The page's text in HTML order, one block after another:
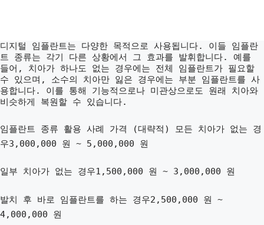
디지털 임플란트는 다양한 목적으로 사용됩니다. 이들 임플란
트 종류는 각기 다른 상황에서 그 효과를 발휘합니다. 예를
들어, 치아가 하나도 없는 경우에는 전체 임플란트가 필요할
수 있으며, 소수의 치아만 잃은 경우에는 부분 임플란트를 사
용합니다. 이를 통해 기능적으로나 미관상으로도 원래 치아와
비슷하게 복원할 수 있습니다.
임플란트 종류 활용 사례 가격 (대략적)
모든 치아가 없는 경
우3,000,000 원 ~ 5,000,000 원
일부 치아가 없는 경우1,500,000 원 ~ 3,000,000 원
발치 후 바로 임플란트를 하는 경우2,500,000 원 ~
4,000,000 원